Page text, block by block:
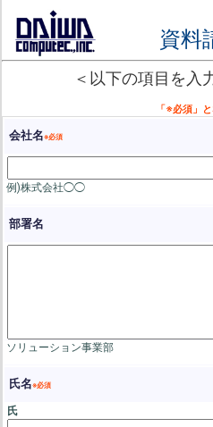
資料
＜以下の項目を入
会社名
例)株式会社◯◯
部署名
ソリューション事業部
氏名
氏